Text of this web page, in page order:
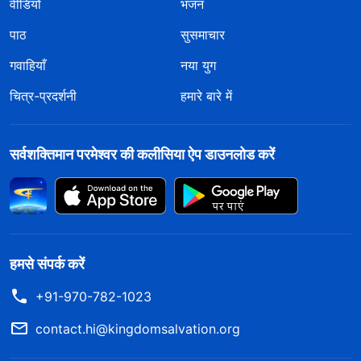
वीडियो
भजन
पाठ
सुसमाचार
गवाहियाँ
नया युग
चित्र-प्रदर्शनी
हमारे बारे में
सर्वशक्तिमान परमेश्वर की कलीसिया ऐप डाउनलोड करें
हमसे संपर्क करें
+91-970-782-1023
contact.hi@kingdomsalvation.org